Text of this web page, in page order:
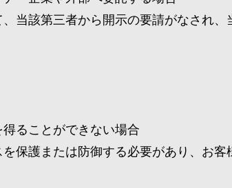
当該第三者から開示の要請がなされ
ることができない場合
保護または防御する必要があり、お